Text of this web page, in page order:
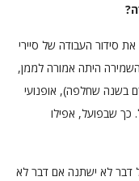
סידור העבודה של סיירי
אגרת השמירה היתה אמורה לממן,
(פחות ממספרם בשנה שחלפה), אופנועי
כך שבפועל, אפילו
דבר לא ישתנה אם דבר לא